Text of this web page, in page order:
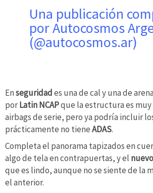
Una publicación compartida
por Autocosmos
(@autocosmos.ar)
Enseguridades una de cal y una de
porLatin NCAPque la estructura es
airbags de serie, pero ya podría incluir
prácticamente no tieneADAS.
Completa el panorama tapizados en
algo de tela en contrapuertas, y el
que es lindo, aunque no se siente de la
el anterior.